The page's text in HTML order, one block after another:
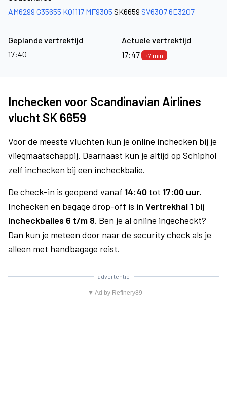
AM6299 G35655 KQ1117 MF9305 SK6659 SV63076E3207
Geplande vertrektijd
17:40
Actuele vertrektijd
17:47
+7 min
Inchecken voor Scandinavian Airlines
vlucht SK 6659
Voor de meeste vluchten kun je online inchecken bij je
vliegmaatschappij. Daarnaast kun je altijd op Schiphol
zelf inchecken bij een incheckbalie.
De check-in is geopend vanaf 14:40 tot 17:00 uur.
Inchecken en bagage drop-off is in Vertrekhal 1 bij
incheckbalies 6 t/m 8. Ben je al online ingecheckt?
Dan kun je meteen door naar de security check als je
alleen met handbagage reist.
advertentie
▼ Ad by Refinery89